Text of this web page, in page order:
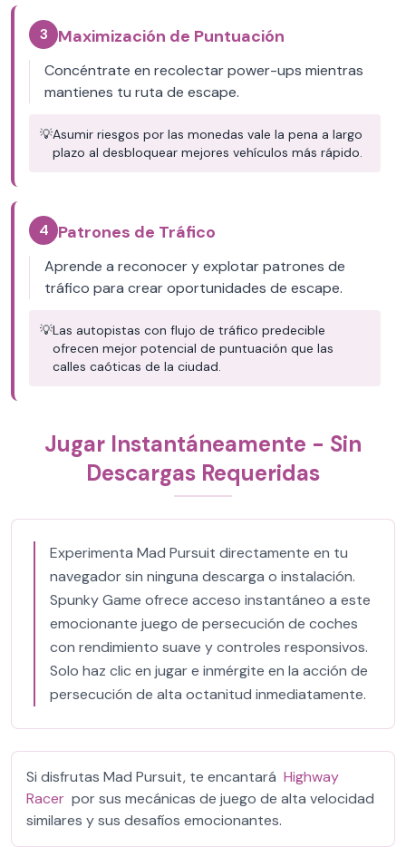
3 Maximización de Puntuación
Concéntrate en recolectar power-ups mientras
mantienes tu ruta de escape.
💡Asumir riesgos por las monedas vale la pena a largo
plazo al desbloquear mejores vehículos más rápido.
4 Patrones de Tráfico
Aprende a reconocer y explotar patrones de
tráfico para crear oportunidades de escape.
💡Las autopistas con flujo de tráfico predecible
ofrecen mejor potencial de puntuación que las
calles caóticas de la ciudad.
Jugar Instantáneamente - Sin
Descargas Requeridas
Experimenta Mad Pursuit directamente en tu
navegador sin ninguna descarga o instalación.
Spunky Game ofrece acceso instantáneo a este
emocionante juego de persecución de coches
con rendimiento suave y controles responsivos.
Solo haz clic en jugar e inmérgite en la acción de
persecución de alta octanitud inmediatamente.
Si disfrutas Mad Pursuit, te encantará Highway
Racer por sus mecánicas de juego de alta velocidad
similares y sus desafíos emocionantes.